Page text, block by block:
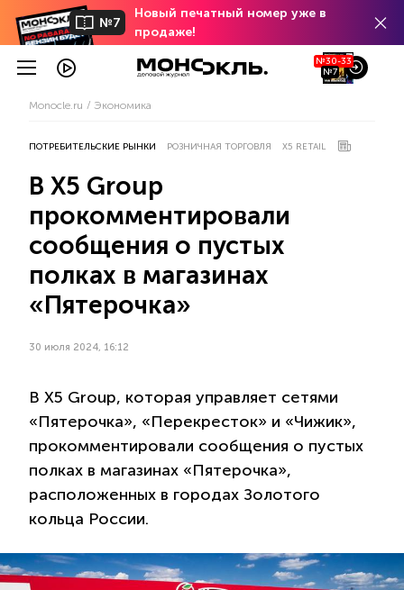
№7
Новый печатный номер уже в
продаже!
№30-33
№7
Monocle.ru Экономика
ПОТРЕБИТЕЛЬСКИЕ РЫНКИ РОЗНИЧНАЯ ТОРГОВЛЯ X5 RETAIL
В X5 Group
прокомментировали
сообщения о пустых
полках в магазинах
«Пятерочка»
30 июля 2024, 16:12
В X5 Group, которая управляет сетями
«Пятерочка», «Перекресток» и «Чижик»,
прокомментировали сообщения о пустых
полках в магазинах «Пятерочка»,
расположенных в городах Золотого
кольца России.